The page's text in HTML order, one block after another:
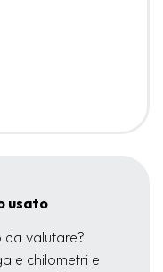
usato
da valutare?
e chilometri e